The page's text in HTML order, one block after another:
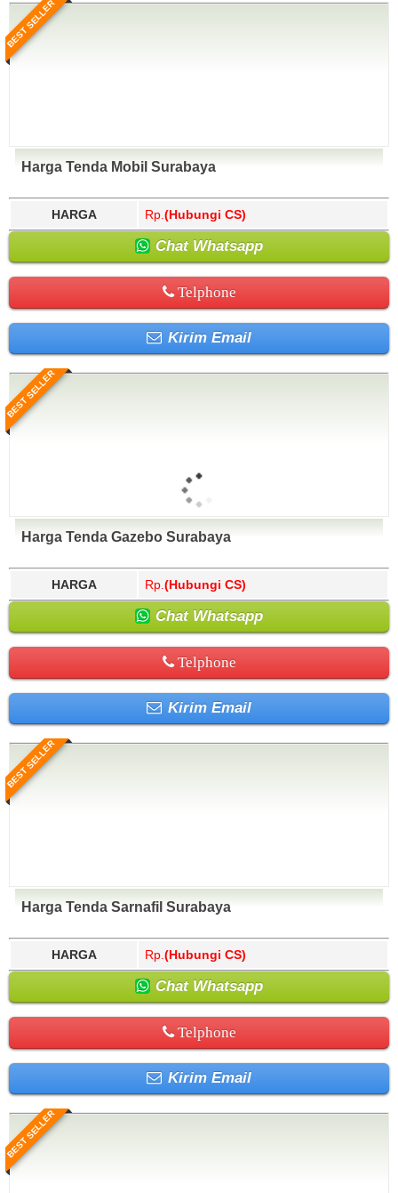
BEST SELLER
Harga Tenda Mobil Surabaya
HARGA Rp. (Hubungi CS)
Chat Whatsapp
Telphone
Kirim Email
BEST SELLER
Harga Tenda Gazebo Surabaya
HARGA Rp. (Hubungi CS)
Chat Whatsapp
Telphone
Kirim Email
BEST SELLER
Harga Tenda Sarnafil Surabaya
HARGA Rp. (Hubungi CS)
Chat Whatsapp
Telphone
Kirim Email
BEST SELLER